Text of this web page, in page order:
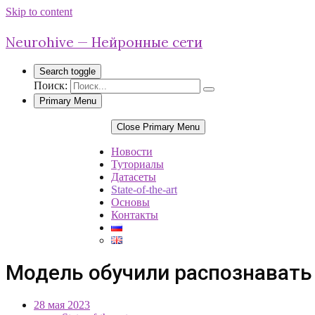
Skip to content
Neurohive — Нейронные сети
Search toggle
Поиск:
Primary Menu
Close Primary Menu
Новости
Туториалы
Датасеты
State-of-the-art
Основы
Контакты
Модель обучили
28 мая 2023